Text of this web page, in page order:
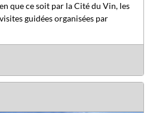
que ce soit par la Cité du Vin, les
guidées organisées par